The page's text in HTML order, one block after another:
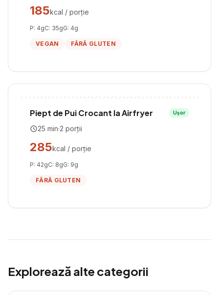
185kcal / porție
P: 4gC: 35gG: 4g
VEGAN FĂRĂ GLUTEN
Piept de Pui Crocant la Airfryer Ușor
25 min·2 porții
285kcal / porție
P: 42gC: 8gG: 9g
FĂRĂ GLUTEN
Explorează alte categorii